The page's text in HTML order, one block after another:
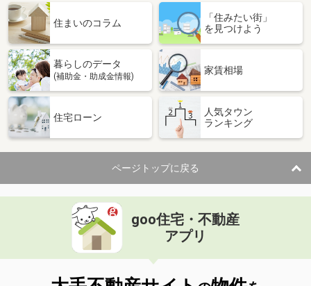
価 格
2,998万円
長野県長野市箱清水３丁目
建物面積 111.14m²
土地面積
281.35m²
長野県長野市大字稲葉
2,449万円
住 所
長野県長野市大字稲葉
建物面積 96.53m²
土地面積 168.94m²
長野県安曇野市三郷温
価 格
1,949万円
住 所
長野県安曇野市三郷温
建物面積 117.56m²
土地面積
268.78m²
住まいのコラム
「住みたい街」
を見つけよう
暮らしのデータ
(補助金・助成金情報)
家賃相場
住宅ローン
人気タウン
ランキング
ページトップに戻る
goo住宅・不動産
アプリ